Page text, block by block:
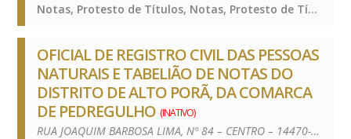
Notas, Protesto de Títulos, Notas, Protesto de Títulos, Notas, Protesto de Títulos
OFICIAL DE REGISTRO CIVIL DAS PESSOAS
NATURAIS E TABELIÃO DE NOTAS DO
DISTRITO DE ALTO PORÃ, DA COMARCA
DE PEDREGULHO (INATIVO)
RUA JOAQUIM BARBOSA LIMA, Nº 84 – CENTRO – 14470-000